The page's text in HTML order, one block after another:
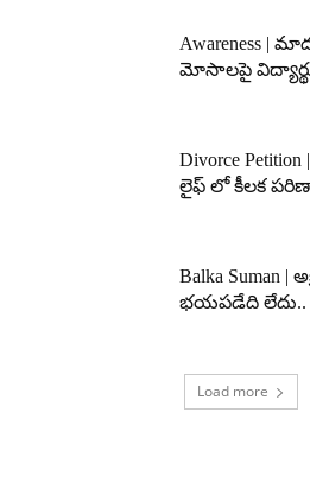
Awareness |
మోసాలపై
Divorce
లైఫ్ లో కీలక
Balka Suman |
భయపడేది లేదు..
Load more